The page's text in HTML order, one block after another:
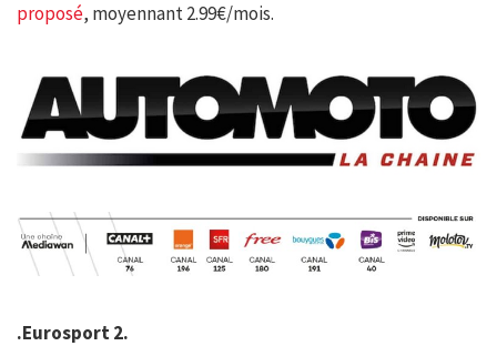
proposé, moyennant 2.99€/mois.
.Eurosport 2.